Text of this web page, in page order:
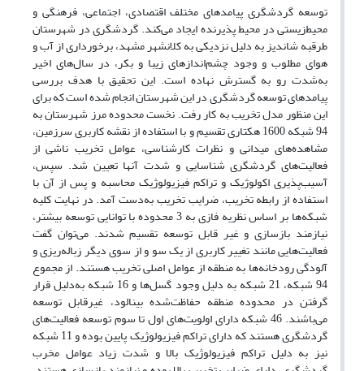
توسعه گردشگری پیامدهای مختلف اقتصادی، اجتماعی، فرهنگی و
محیط‌زیستی در محیط پذیرنده ایجاد می‌کند. گردشگری در شهرستان
طرقبه شاندیز به دلیل نزدیکی به کلانشهر مشهد، برخورداری از آب و
هوای مطلوب و وجود چشم‌اندازهای زیبا و بکر، در سال‌های اخیر
به‌شدت رو به گسترش نهاده است. این تحقیق با هدف بررسی
پیامدهای توسعه گردشگری در این شهرستان انجام شده است که برای
این منظور مدل تخریب به کار رفت. نخست محدوده مرز شهرستان به
94 شبکه 1600 هکتاری تقسیم و با استفاده از نقشه کاربری سرزمین،
مشاهده‌های میدانی و نظرات کارشناسی، عوامل تخریب ناشی از
فعالیت‌های گردشگری شناسایی و شدت آنها تعیین شد. سپس،
آسیب‌پذیری اکولوژیک و تراکم فیزیولوژیک محاسبه و پس از آن با
استفاده از رابطه تخریب، ضرایب تخریب به‌دست آمد. در نهایت کلیه
شبکه‌ها بر اساس نظریه فازی به 3 محدوده با توانایی توسعه بیشتر،
نیازمند بازسازی و غیر قابل توسعه تقسیم شدند. می‌توان گفت
فعالیت‌هایی مانند تغییر کاربری از یک سو و از سوی دیگر زباله‌ریزی و
آلودگی رودخانه‌ها به منطقه از عوامل اصلی تخریب هستند. از مجموع
94 شبکه، 21 شبکه به دلیل وجود گسل‌ها و 16 شبکه به‌دلیل قرار
گرفتن در محدوده منطقه حفاظت‌شده بینالود، غیرقابل توسعه
می‌باشند. 46 شبکه دارای اولویت‌های اول تا سوم توسعه فعالیت‌های
گردشگری هستند که دارای تراکم فیزیولوژیک پایین‌ بوده و 11 شبکه
نیز به دلیل تراکم فیزیولوژیک بالا و شدت زیاد عوامل مخرب